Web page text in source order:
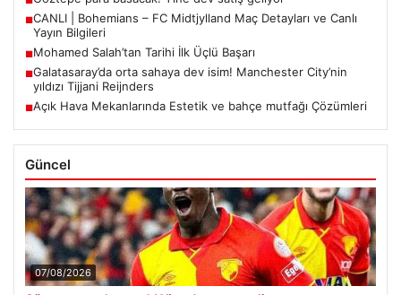
■CANLI | Bohemians – FC Midtjylland Maç Detayları ve Canlı
Yayın Bilgileri
■Mohamed Salah’tan Tarihi İlk Üçlü Başarı
■Galatasaray’da orta sahaya dev isim! Manchester City’nin
yıldızı Tijjani Reijnders
■Açık Hava Mekanlarında Estetik ve bahçe mutfağı Çözümleri
Güncel
07/08/2026